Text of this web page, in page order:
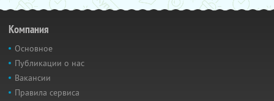
Компания
Основное
Публикации о нас
Вакансии
Правила сервиса